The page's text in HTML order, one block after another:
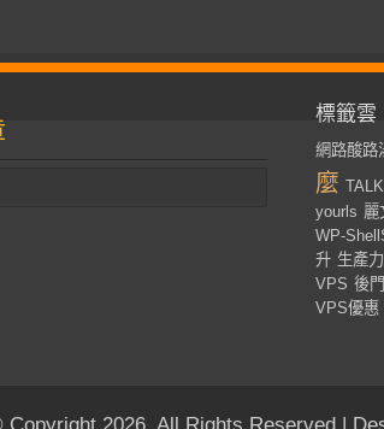
標籤雲
網路酸路
麼 TALK
yourls 麗
WP-
升 生產
VPS 後
VPS優惠